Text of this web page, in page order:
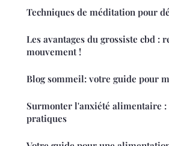
Techniques de méditation pour
Les avantages du grossiste cbd :
mouvement !
Blog sommeil: votre guide pour
Surmonter l'anxiété alimentaire :
pratiques